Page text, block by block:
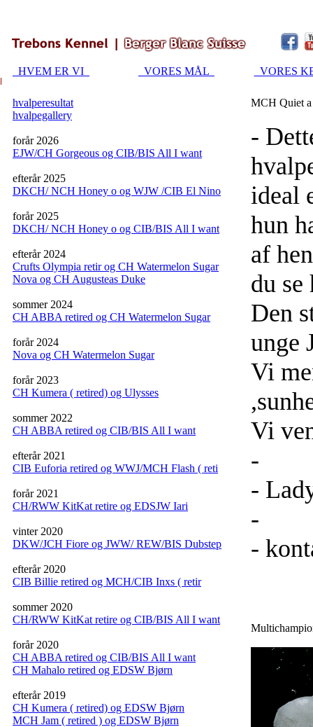
HVEM ER VI VORES MÅL VORES
hvalperesultat
hvalpegallery
forår 2026
EJW/CH Gorgeous og CIB/BIS All I want
efterår 2025
DKCH/ NCH Honey o og WJW /CIB El Nino
forår 2025
DKCH/ NCH Honey o og CIB/BIS All I want
efterår 2024
Crufts Olympia retir og CH Watermelon Sugar
Nova og CH Augusteas Duke
sommer 2024
CH ABBA retired og CH Watermelon Sugar
forår 2024
Nova og CH Watermelon Sugar
forår 2023
CH Kumera ( retired) og Ulysses
sommer 2022
CH ABBA retired og CIB/BIS All I want
efterår 2021
CIB Euforia retired og WWJ/MCH Flash ( reti
forår 2021
CH/RWW KitKat retire og EDSJW Iari
vinter 2020
DKW/JCH Fiore og JWW/ REW/BIS Dubstep
efterår 2020
CIB Billie retired og MCH/CIB Inxs ( retir
sommer 2020
CH/RWW KitKat retire og CIB/BIS All I want
forår 2020
CH ABBA retired og CIB/BIS All I want
CH Mahalo retired og EDSW Bjørn
efterår 2019
CH Kumera ( retired) og EDSW Bjørn
MCH Jam ( retired ) og EDSW Bjørn
MCH Quiet
-
ideal
hun
af
du
Den
unge
Vi
Vi
-
-
-
-